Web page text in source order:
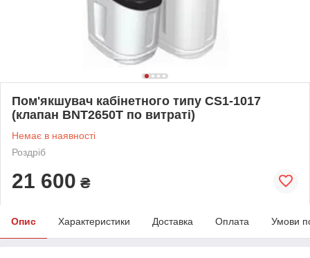
Пом'якшувач кабінетного типу CS1-1017
(клапан BNT2650T по витраті)
Немає в наявності
Роздріб
21 600 ₴
Опис Характеристики Доставка Оплата Умови